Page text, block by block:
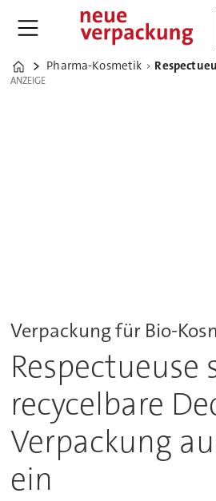
Home
Pharma-Kosmetik
ANZEIGE
ANZEIGE
Verpackung für Bio-
Respectueuse
recycelbare
Verpackung
ein